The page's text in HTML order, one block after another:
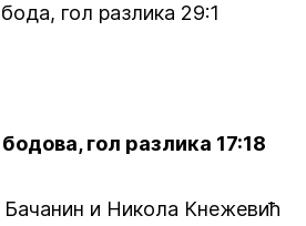
гол разлика 29:1
гол разлика 17:18
Бачанин и Никола Кнежевић